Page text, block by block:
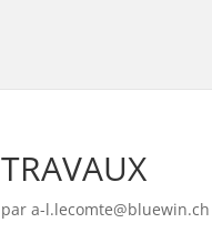
TRAVAUX
para-l.lecomte@bluewin.ch